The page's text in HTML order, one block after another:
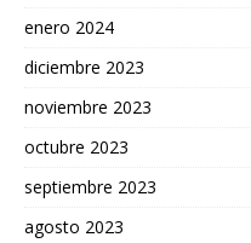
enero 2024
diciembre 2023
noviembre 2023
octubre 2023
septiembre 2023
agosto 2023